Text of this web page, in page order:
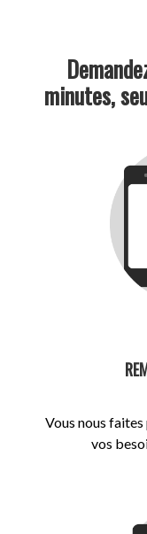
minutes,
Vous nous
vos